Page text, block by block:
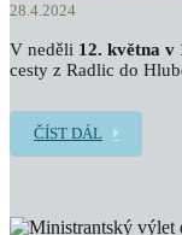
28.4.2024
V neděli 12. května v
cesty z Radlic do
ČÍST DÁL